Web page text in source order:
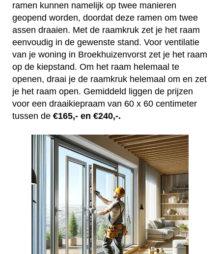
ramen kunnen namelijk op twee manieren
geopend worden, doordat deze ramen om twee
assen draaien. Met de raamkruk zet je het raam
eenvoudig in de gewenste stand. Voor ventilatie
van je woning in Broekhuizenvorst zet je het raam
op de kiepstand. Om het raam helemaal te
openen, draai je de raamkruk helemaal om en zet
je het raam open. Gemiddeld liggen de prijzen
voor een draaikiepraam van 60 x 60 centimeter
tussen de €165,- en €240,-.